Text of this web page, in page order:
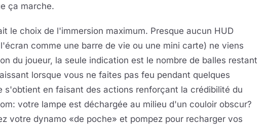
ça marche.
le choix de l'immersion maximum. Presque aucun HUD
comme une barre de vie ou une mini carte) ne viens
du joueur, la seule indication est le nombre de balles restant
lorsque vous ne faites pas feu pendant quelques
s'obtient en faisant des actions renforçant la crédibilité du
votre lampe est déchargée au milieu d'un couloir obscur?
votre dynamo «de poche» et pompez pour recharger vos